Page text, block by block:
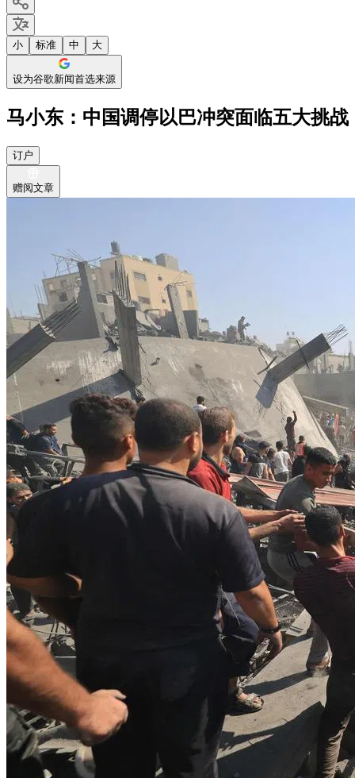
小 标准 中 大
设为谷歌新闻首选来源
马小东：中国调停以巴冲突面临五大挑战
订户
赠阅文章